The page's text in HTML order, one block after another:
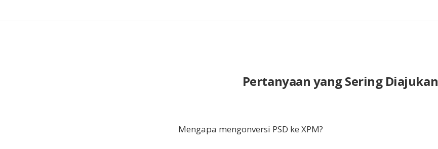
Pertanyaan yang Sering Diajukan
Mengapa mengonversi PSD ke XPM?